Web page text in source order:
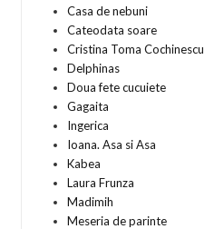
Casa de nebuni
Cateodata soare
Cristina Toma Cochinescu
Delphinas
Doua fete cucuiete
Gagaita
Ingerica
Ioana. Asa si Asa
Kabea
Laura Frunza
Madimih
Meseria de parinte